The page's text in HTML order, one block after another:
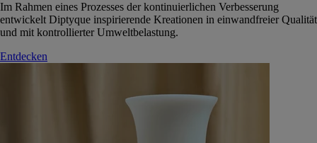
Im Rahmen eines Prozesses der kontinuierlichen Verbesserung
entwickelt Diptyque inspirierende Kreationen in einwandfreier Qualität
und mit kontrollierter Umweltbelastung.
Entdecken